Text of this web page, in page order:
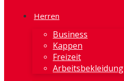
Herren
Business
Kappen
Freizeit
Arbeitsbekleidung